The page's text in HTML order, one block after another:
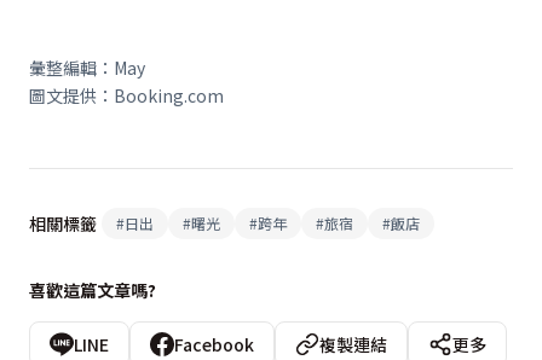
彙整編輯：May
圖文提供：Booking.com
相關標籤 #日出 #曙光 #跨年 #旅宿 #飯店
喜歡這篇文章嗎?
LINE Facebook 複製連結
更多